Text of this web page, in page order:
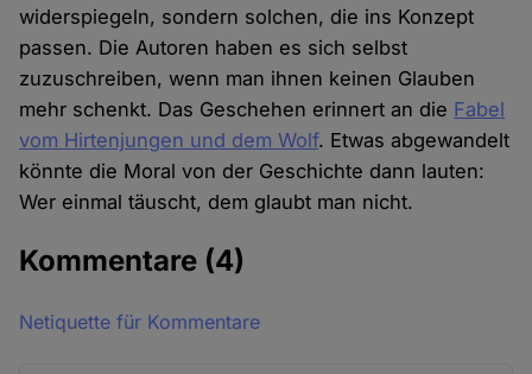
widerspiegeln, sondern solchen, die ins Konzept
passen. Die Autoren haben es sich selbst
zuzuschreiben, wenn man ihnen keinen Glauben
mehr schenkt. Das Geschehen erinnert an die Fabel
vom Hirtenjungen und dem Wolf. Etwas abgewandelt
könnte die Moral von der Geschichte dann lauten:
Wer einmal täuscht, dem glaubt man nicht.
Kommentare (4)
Netiquette für Kommentare